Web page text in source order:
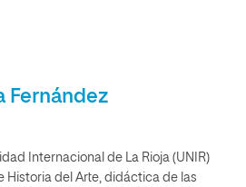
Fernández
Internacional de La Rioja (UNIR)
Historia del Arte, didáctica de las